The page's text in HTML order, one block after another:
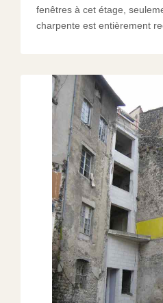
fenêtres à cet étage,
charpente est entièrement